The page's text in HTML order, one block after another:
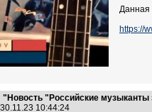
Данная
https://
"Российские
30.11.23 10:44:24